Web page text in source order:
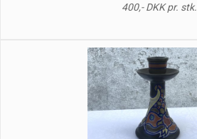
400,- DKK pr. stk.